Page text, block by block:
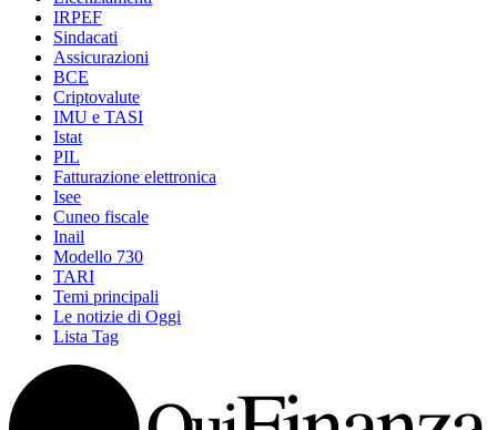
IRPEF
Sindacati
Assicurazioni
BCE
Criptovalute
IMU e TASI
Istat
PIL
Fatturazione elettronica
Isee
Cuneo fiscale
Inail
Modello 730
TARI
Temi principali
Le notizie di Oggi
Lista Tag